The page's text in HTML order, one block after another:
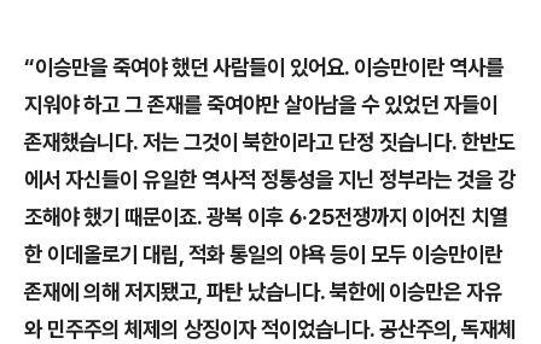
“이승만을 죽여야 했던 사람들이 있어요. 이승만이란 역사를
지워야 하고 그 존재를 죽여야만 살아남을 수 있었던 자들이
존재했습니다.저는 그것이 북한이라고 단정 짓습니다.한반도
에서 자신들이 유일한 역사적 정통성을 지닌 정부라는 것을 강
조해야 했기 때문이죠.광복 이후 6·25전쟁까지 이어진 치열
한 이데올로기 대립 적화 통일의 야욕 등이 모두 이승만이란
존재에 의해 저지됐고, 파탄 났습니다.북한에 이승만은 자유
와 민주주의 체제의 상징이자 적이었습니다.공산주의 ,독재체